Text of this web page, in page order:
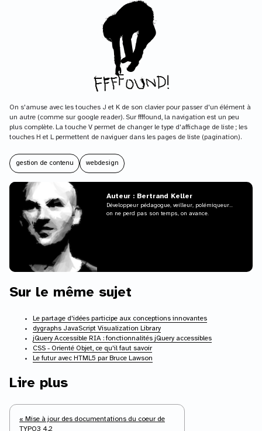
On s'amuse avec les touches J et K de son clavier pour passer d'un élément à
un autre (comme sur google reader). Sur ffffound, la navigation est un peu
plus complète. La touche V permet de changer le type d'affichage de liste ; les
touches H et L permettent de naviguer dans les pages de liste (pagination).
gestion de contenu webdesign
Auteur : Bertrand Keller
Développeur pédagogue, veilleur, polémiqueur...
on ne perd pas son temps, on avance.
Sur le même sujet
Le partage d'idées participe aux conceptions innovantes
dygraphs JavaScript Visualization Library
jQuery Accessible RIA : fonctionnalités jQuery accessibles
CSS - Orienté Objet, ce qu'il faut savoir
Le futur avec HTML5 par Bruce Lawson
Lire plus
« Mise à jour des documentations du coeur de
TYPO3 4.2